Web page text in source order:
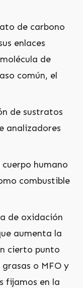
de carbono
enlaces
de
común, el
de sustratos
analizadores
humano
combustible
de oxidación
aumenta la
cierto punto
o MFO y
fijamos en la